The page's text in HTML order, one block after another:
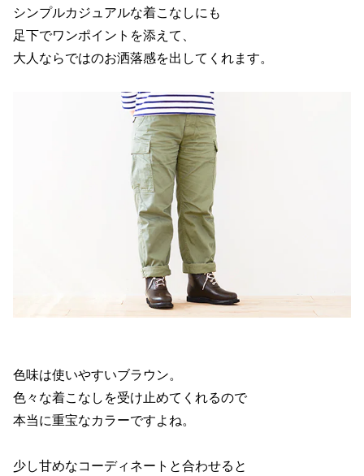
シンプルカジュアルな着こなしにも
足下でワンポイントを添えて、
大人ならではのお洒落感を出してくれます。
色味は使いやすいブラウン。
色々な着こなしを受け止めてくれるので
本当に重宝なカラーですよね。
少し甘めなコーディネートと合わせると